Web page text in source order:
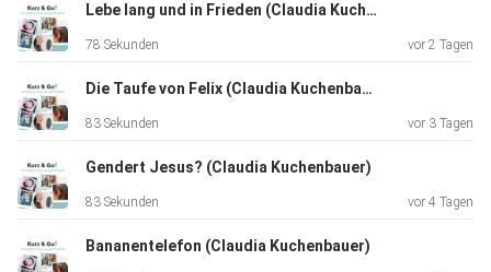
Lebe lang und in Frieden (Claudia Kuchenbauer)
78 Sekunden vor 2 Tagen
Die Taufe von Felix (Claudia Kuchenbauer)
83 Sekunden vor 3 Tagen
Gendert Jesus? (Claudia Kuchenbauer)
83 Sekunden vor 4 Tagen
Bananentelefon (Claudia Kuchenbauer)